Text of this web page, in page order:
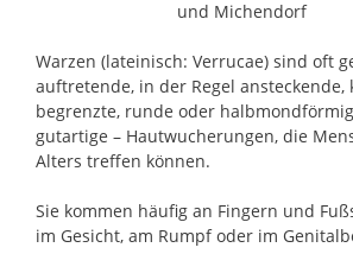
Warzen (lateinisch: Verrucae) sind oft
auftretende, in der Regel ansteckende,
begrenzte, runde oder
gutartige – Hautwucherungen, die
Alters treffen können.
Sie kommen häufig an Fingern und
im Gesicht, am Rumpf oder im